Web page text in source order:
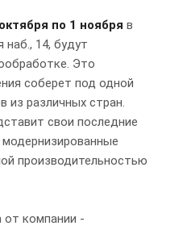
по 1 ноября в
14, будут
Это
соберет под одной
из различных стран.
свои последние
производительностью
от компании -